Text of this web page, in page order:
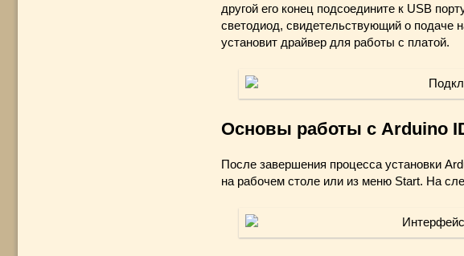
другой его конец подсоедините к USB
светодиод, свидетельствующий о подаче
установит драйвер для работы с платой.
Основы работы с Arduino
После завершения процесса установки
на рабочем столе или из меню Start. На